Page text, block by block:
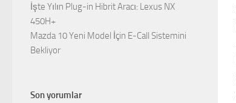
İşte Yılın Plug-in Hibrit Aracı: Lexus NX
450H+
Mazda 10 Yeni Model İçin E-Call Sistemini
Bekliyor
Son yorumlar